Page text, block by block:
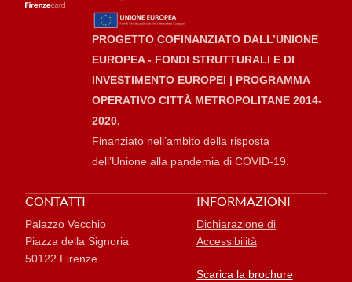
PROGETTO COFINANZIATO DALL’UNIONE
EUROPEA - FONDI STRUTTURALI E DI
INVESTIMENTO EUROPEI | PROGRAMMA
OPERATIVO CITTÀ METROPOLITANE 2014-
2020.
Finanziato nell’ambito della risposta
dell’Unione alla pandemia di COVID-19.
CONTATTI
Palazzo Vecchio
Piazza della Signoria
50122 Firenze
INFORMAZIONI
Dichiarazione di
Accessibilità
Scarica la brochure